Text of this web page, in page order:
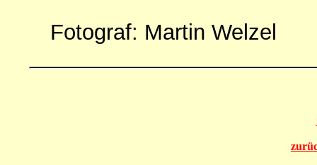
Fotograf: Martin Welzel